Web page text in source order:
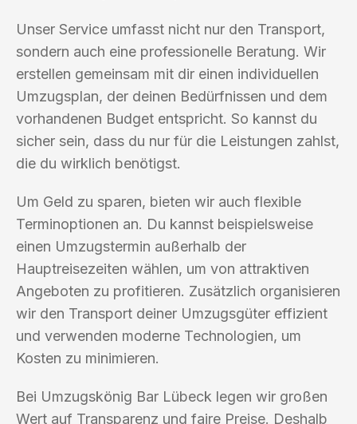
Unser Service umfasst nicht nur den Transport,
sondern auch eine professionelle Beratung. Wir
erstellen gemeinsam mit dir einen individuellen
Umzugsplan, der deinen Bedürfnissen und dem
vorhandenen Budget entspricht. So kannst du
sicher sein, dass du nur für die Leistungen zahlst,
die du wirklich benötigst.
Um Geld zu sparen, bieten wir auch flexible
Terminoptionen an. Du kannst beispielsweise
einen Umzugstermin außerhalb der
Hauptreisezeiten wählen, um von attraktiven
Angeboten zu profitieren. Zusätzlich organisieren
wir den Transport deiner Umzugsgüter effizient
und verwenden moderne Technologien, um
Kosten zu minimieren.
Bei Umzugskönig Bar Lübeck legen wir großen
Wert auf Transparenz und faire Preise. Deshalb